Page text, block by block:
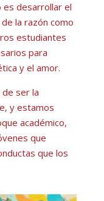
es desarrollar el
la razón como
estudiantes
para
y el amor.
de ser la
y estamos
académico,
que
que los